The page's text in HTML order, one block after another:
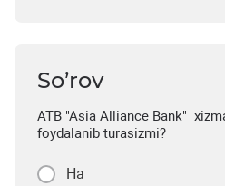
So’rov
ATB "Asia Alliance Bank"
foydalanib turasizmi?
Ha